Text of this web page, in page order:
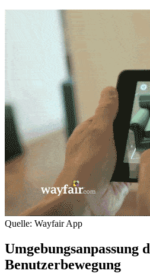
Quelle: Wayfair App
Umgebungsanpassung
Benutzerbewegung